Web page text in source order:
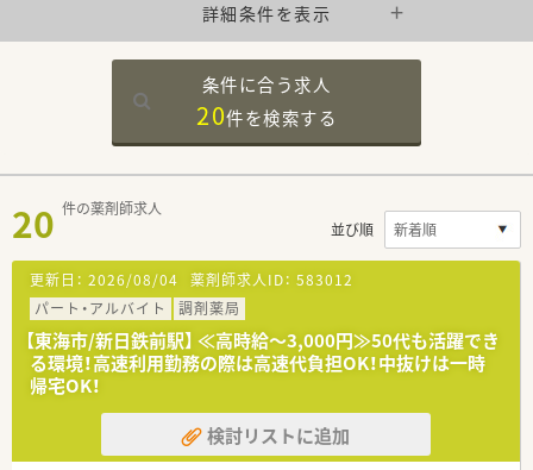
詳細条件を表示
条件に合う求人
20件を検索する
20 件の薬剤師求人
並び順
更新日： 2026/08/04 薬剤師求人ID： 583012
パート・アルバイト
調剤薬局
【東海市/新日鉄前駅】 ≪高時給～3,000円≫50代も活躍でき
る環境！高速利用勤務の際は高速代負担OK！中抜けは一時
帰宅OK！
検討リストに追加